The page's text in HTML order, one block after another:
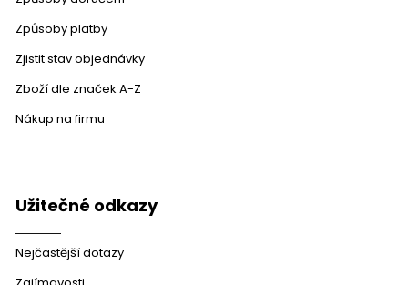
Způsoby platby
Zjistit stav objednávky
Zboží dle značek A-Z
Nákup na firmu
Užitečné odkazy
Nejčastější dotazy